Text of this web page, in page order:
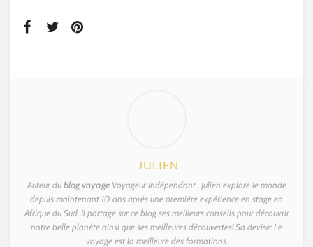
JULIEN
Auteur dublog voyageVoyageur Indépendant , Julien explore le monde
depuis maintenant 10 ans après une première expérience en stage en
Afrique du Sud. Il partage sur ce blog ses meilleurs conseils pour découvrir
notre belle planète ainsi que ses meilleures découvertes! Sa devise: Le
voyage est la meilleure des formations.